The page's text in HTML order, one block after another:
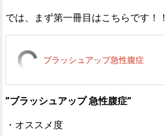
では、まず第一冊目はこちらです！！
ブラッシュアップ急性腹症
”ブラッシュアップ 急性腹症”
・オススメ度